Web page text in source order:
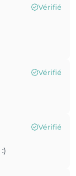
Vérifié
Vérifié
Vérifié